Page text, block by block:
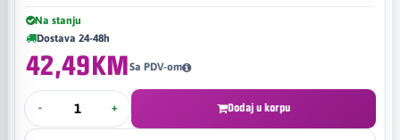
Na stanju
Dostava 24-48h
42,49KMSa PDV-om
- + Dodaj u korpu